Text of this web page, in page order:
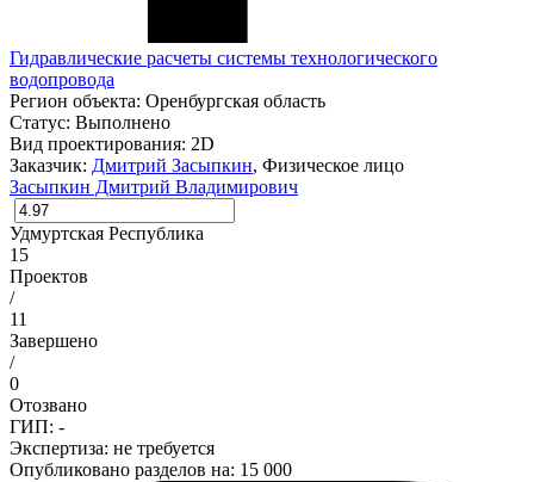
Гидравлические расчеты системы технологического
водопровода
Регион объекта: Оренбургская область
Статус: Выполнено
Вид проектирования: 2D
Заказчик: Дмитрий Засыпкин, Физическое лицо
Засыпкин Дмитрий Владимирович
Удмуртская Республика
15
Проектов
/
11
Завершено
/
0
Отозвано
ГИП: -
Экспертиза: не требуется
Опубликовано разделов на: 15 000